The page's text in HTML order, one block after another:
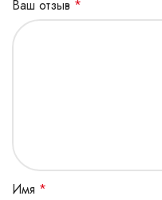
Ваш отзыв *
Имя *